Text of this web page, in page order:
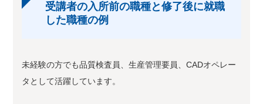
受講者の入所前の職種と修了後に就職
した職種の例
未経験の方でも品質検査員、生産管理要員、CADオペレー
タとして活躍しています。